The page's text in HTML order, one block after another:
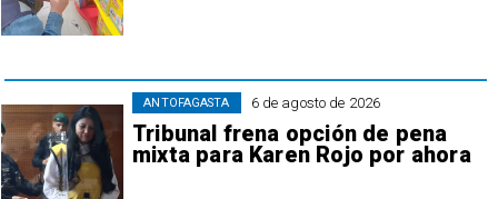
6 de agosto de 2026
Tribunal frena opción de pena
mixta para Karen Rojo por ahora
ANTOFAGASTA